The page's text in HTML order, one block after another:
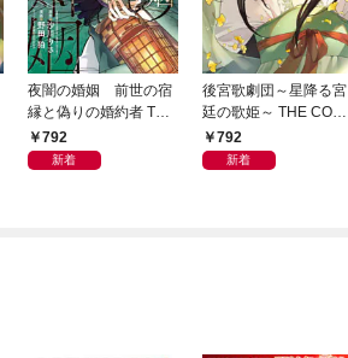
夜闇の婚姻 前世の宿
縁と偽りの婚約者 THE
COMIC 1巻
792
新着
後宮歌劇団～星降る宮
廷の歌姫～ THE COMI
C 1巻
792
新着